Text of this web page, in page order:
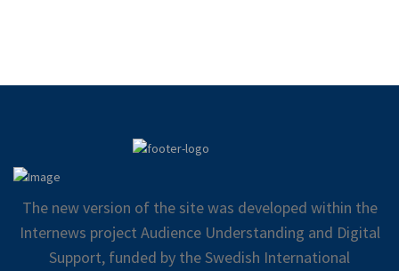
The new version of the site was developed within the
Internews project Audience Understanding and Digital
Support, funded by the Swedish International